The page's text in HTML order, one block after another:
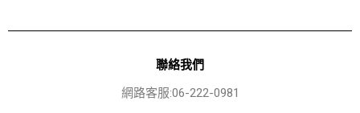
聯絡我們
網路客服:06-222-0981